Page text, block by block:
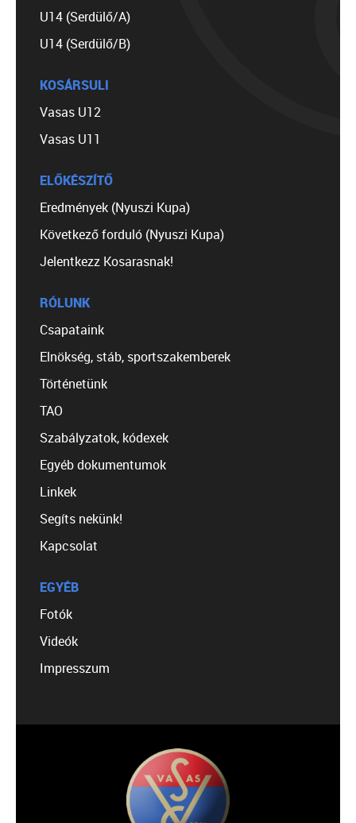
U14 (Serdülő/A)
U14 (Serdülő/B)
KOSÁRSULI
Vasas U12
Vasas U11
ELŐKÉSZÍTŐ
Eredmények (Nyuszi Kupa)
Következő forduló (Nyuszi Kupa)
Jelentkezz Kosarasnak!
RÓLUNK
Csapataink
Elnökség, stáb, sportszakemberek
Történetünk
TAO
Szabályzatok, kódexek
Egyéb dokumentumok
Linkek
Segíts nekünk!
Kapcsolat
EGYÉB
Fotók
Videók
Impresszum